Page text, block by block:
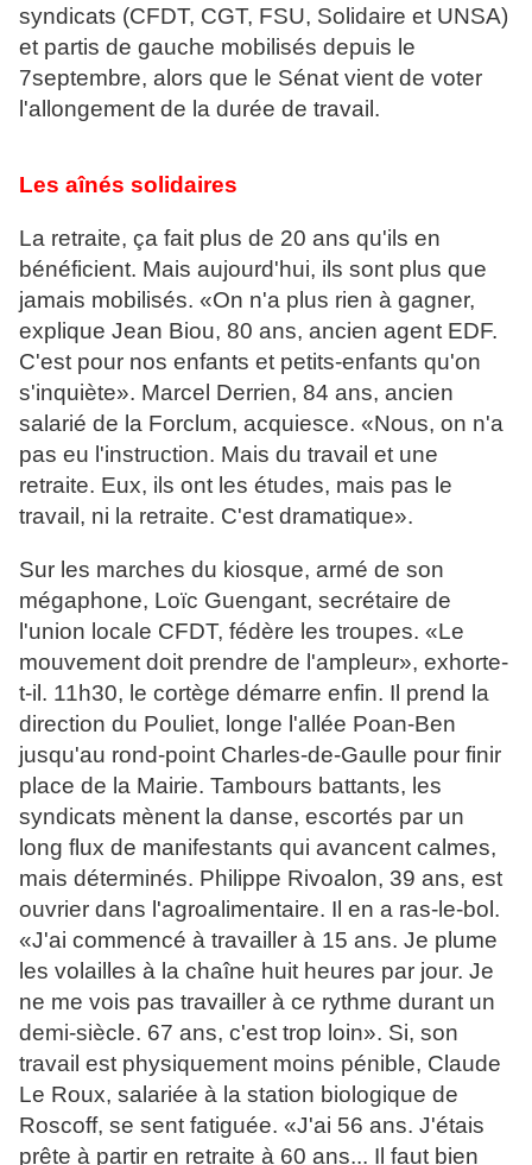
syndicats (CFDT, CGT, FSU, Solidaire et UNSA)
et partis de gauche mobilisés depuis le
7septembre, alors que le Sénat vient de voter
l'allongement de la durée de travail.
Les aînés solidaires
La retraite, ça fait plus de 20 ans qu'ils en
bénéficient. Mais aujourd'hui, ils sont plus que
jamais mobilisés. «On n'a plus rien à gagner,
explique Jean Biou, 80 ans, ancien agent EDF.
C'est pour nos enfants et petits-enfants qu'on
s'inquiète». Marcel Derrien, 84 ans, ancien
salarié de la Forclum, acquiesce. «Nous, on n'a
pas eu l'instruction. Mais du travail et une
retraite. Eux, ils ont les études, mais pas le
travail, ni la retraite. C'est dramatique».
Sur les marches du kiosque, armé de son
mégaphone, Loïc Guengant, secrétaire de
l'union locale CFDT, fédère les troupes. «Le
mouvement doit prendre de l'ampleur», exhorte-
t-il. 11h30, le cortège démarre enfin. Il prend la
direction du Pouliet, longe l'allée Poan-Ben
jusqu'au rond-point Charles-de-Gaulle pour finir
place de la Mairie. Tambours battants, les
syndicats mènent la danse, escortés par un
long flux de manifestants qui avancent calmes,
mais déterminés. Philippe Rivoalon, 39 ans, est
ouvrier dans l'agroalimentaire. Il en a ras-le-bol.
«J'ai commencé à travailler à 15 ans. Je plume
les volailles à la chaîne huit heures par jour. Je
ne me vois pas travailler à ce rythme durant un
demi-siècle. 67 ans, c'est trop loin». Si, son
travail est physiquement moins pénible, Claude
Le Roux, salariée à la station biologique de
Roscoff, se sent fatiguée. «J'ai 56 ans. J'étais
prête à partir en retraite à 60 ans... Il faut bien